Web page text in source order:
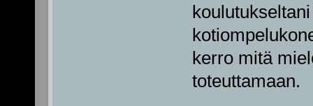
kerro mitä
toteuttamaan.